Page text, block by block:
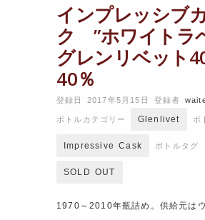
インプレッシブ
ク ”ホワイトラ
グレンリベット
40％
登録日 2017年5月15日 登録者
ボトルカテゴリー Glenlivet ボ
Impressive Cask ボトルタグ
SOLD OUT
1970～2010年瓶詰め。供給元はウ